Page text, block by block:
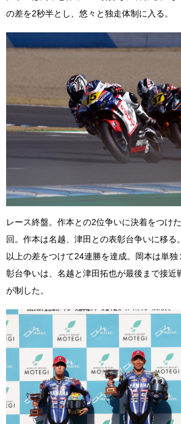
の差を2秒半とし、悠々と独走体制に入る。
レース終盤。作本との2位争いに決着をつけ
回。作本は名越、津田との表彰台争いに移る
以上の差をつけて24連勝を達成。岡本は単
彰台争いは、名越と津田拓也が最後まで接近
が制した。